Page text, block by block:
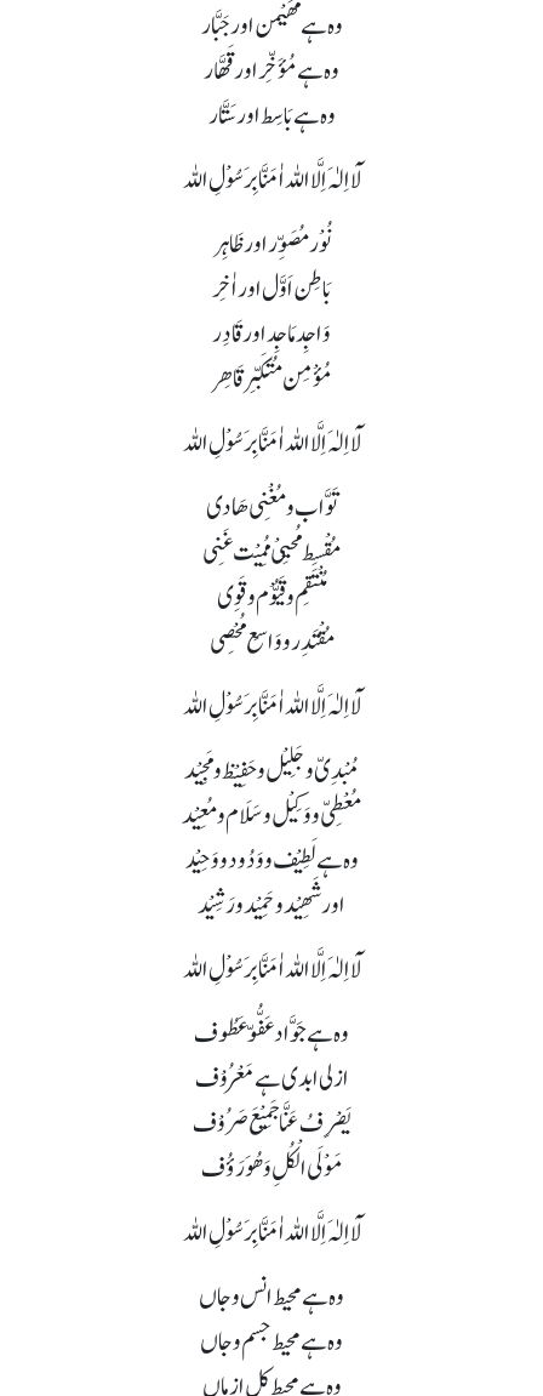
وہ ہے مُھَیْمن اور جَبَّار
وہ ہے مُؤَخِّر اور قَھَّار
وہ ہے بَاسِط اور سَتَّار
لَآ اِلٰہَ اِلَّا اللہ اٰمَنَّا بِرَسُوْلِ اللہ
نُوْر مُصَوِّر اور ظَاہِر
بَاطِن اَوَّل اور اٰخِر
وَاجِد مَاجِد اور قَادِر
مُؤْمِن مُتَکَبِّر قَاھِر
لَآ اِلٰہَ اِلَّا اللہ اٰمَنَّا بِرَسُوْلِ اللہ
تَوَّاب و مُغْنِی ھَادی
مُقْسِط مُحیِیْ مُمِیْت غَنِی
مُنْتَقِم و قَیُّوْم و قَوِی
مُقْتَدِر و وَاسِع مُحْصِی
لَآ اِلٰہَ اِلَّا اللہ اٰمَنَّا بِرَسُوْلِ اللہ
مُبْدِیّ و جَلِیْل و حَفِیْظ و مَجِیْد
مُعْطِیّ و وَکِیْل و سَلَام و مُعِیْد
وہ ہے لَطِیْف و وَدُود و وَحِیْد
اور شَھِیْد و حَمِیْد و رَشِیْد
لَآ اِلٰہَ اِلَّا اللہ اٰمَنَّا بِرَسُوْلِ اللہ
وہ ہے جَوَّاد عَفُّوّ عَطُوف
ازلی ابدی ہے مَعْرُوْف
یَصْرِفُ عَنَّا جَمِیْعَ صَرُوْف
مَوْلَی الْکُلِ وَھُوَ رَؤُف
لَآ اِلٰہَ اِلَّا اللہ اٰمَنَّا بِرَسُوْلِ اللہ
وہ ہے محیط انس و جاں
وہ ہے محیط جسم و جاں
وہ ہے محیط کل ازماں